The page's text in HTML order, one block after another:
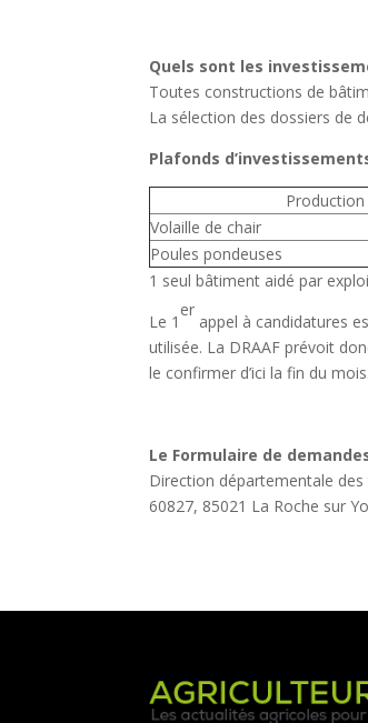
Quels sont les
Toutes constructions de
La sélection des dossiers de
Plafonds
Production
Volaille de chair
Poules pondeuses
1 seul bâtiment aidé par
Le 1
er
appel à candidatures
utilisée. La DRAAF prévoit
le confirmer d’ici la fin du mois.
Le Formulaire de
Direction départementale
60827, 85021 La Roche sur